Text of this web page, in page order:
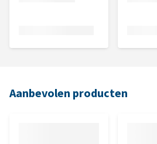
Aanbevolen producten